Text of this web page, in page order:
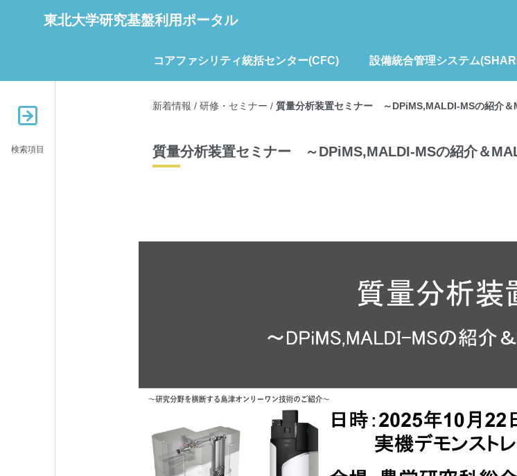
東北大学研究基盤利用ポータル
コアファシリティ統括センター(CFC) 設備統合管理システム
検索項目
新着情報 / 研修・セミナー / 質量分析装置セミナー ～DPiMS,MALDI-MSの紹介＆
質量分析装置セミナー ～DPiMS,MALDI-MSの紹介＆